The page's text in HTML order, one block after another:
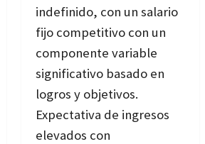
indefinido, con un salario
fijo competitivo con un
componente variable
significativo basado en
logros y objetivos.
Expectativa de ingresos
elevados con